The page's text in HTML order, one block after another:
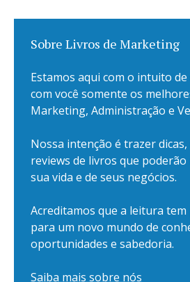
Sobre Livros de Marketing
Estamos aqui com o intuito
com você somente os
Marketing, Administração e
Nossa intenção é trazer
reviews de livros que
sua vida e de seus negócios.
Acreditamos que a leitura
para um novo mundo de
oportunidades e sabedoria.
Saiba mais sobre nós